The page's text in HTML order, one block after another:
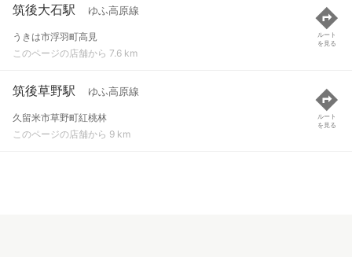
筑後大石駅 ゆふ高原線
うきは市浮羽町高見
このページの店舗から 7.6 km
ルート
を見る
筑後草野駅 ゆふ高原線
久留米市草野町紅桃林
このページの店舗から 9 km
ルート
を見る